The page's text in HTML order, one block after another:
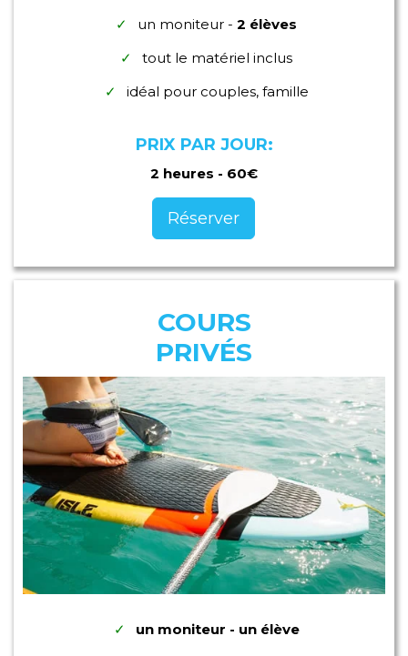
un moniteur - 2 élèves
tout le matériel inclus
idéal pour couples, famille
PRIX PAR JOUR:
2 heures - 60€
Réserver
COURS
PRIVÉS
un moniteur - un élève